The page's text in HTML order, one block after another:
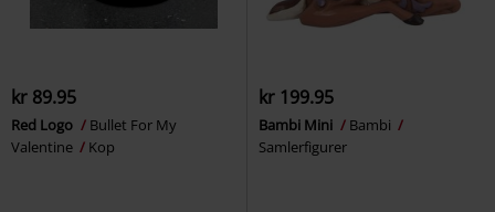
kr 89.95
Red Logo
Bullet For My
Valentine
Kop
kr 199.95
Bambi Mini
Bambi
Samlerfigurer